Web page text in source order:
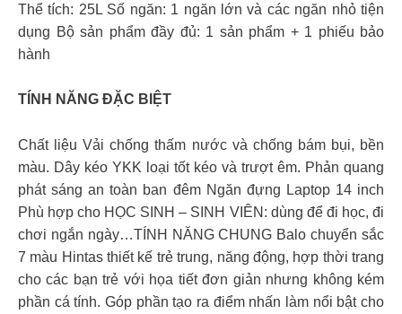
Thể tích: 25L Số ngăn: 1 ngăn lớn và các ngăn nhỏ tiện
dụng Bộ sản phẩm đầy đủ: 1 sản phẩm + 1 phiếu bảo
hành
TÍNH NĂNG ĐẶC BIỆT
Chất liệu Vải chống thấm nước và chống bám bụi, bền
màu. Dây kéo YKK loại tốt kéo và trượt êm. Phản quang
phát sáng an toàn ban đêm Ngăn đựng Laptop 14 inch
Phù hợp cho HỌC SINH – SINH VIÊN: dùng để đi học, đi
chơi ngắn ngày…TÍNH NĂNG CHUNG Balo chuyển sắc
7 màu Hintas thiết kế trẻ trung, năng động, hợp thời trang
cho các bạn trẻ với họa tiết đơn giản nhưng không kém
phần cá tính. Góp phần tạo ra điểm nhấn làm nổi bật cho